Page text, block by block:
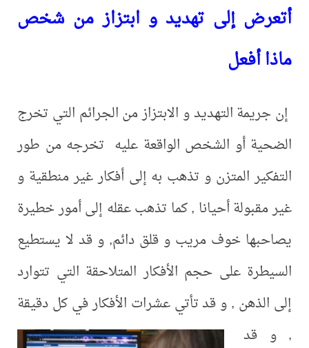
إلى تهديد و ابتزاز من شخص
التهديد و الابتزاز من الجرائم التي تخرج
أو الشخص الواقعة عليه تخرجه من طور
المتزن و تذهب به إلى أفكار غير منطقية و
أحيانا , كما تذهب عقله إلى أمور خطيرة
خوف مريب و قلق دائم, و قد لا يستطيع
على حجم الأفكار المتلاحقة التي تتوارد
, و قد تأتي عشرات الأفكار في كل دقيقة